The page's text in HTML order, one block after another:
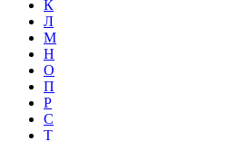
К
Л
М
Н
О
П
Р
С
Т